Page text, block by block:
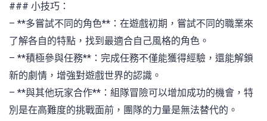
### 小技巧：
– **多嘗試不同的角色**：在遊戲初期，嘗試不同的職業來
了解各自的特點，找到最適合自己風格的角色。
– **積極參與任務**：完成任務不僅能獲得經驗，還能解鎖
新的劇情，增強對遊戲世界的認識。
– **與其他玩家合作**：組隊冒險可以增加成功的機會，特
別是在高難度的挑戰面前，團隊的力量是無法替代的。